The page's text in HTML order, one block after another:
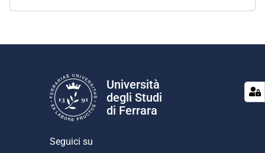
Università
degli Studi
di Ferrara
Seguici su